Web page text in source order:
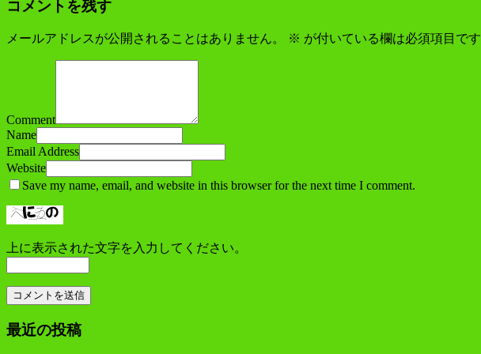
コメントを残す
メールアドレスが公開されることはありません。 ※ が付いている欄は必須項目です
Comment
Name
Email Address
Website
Save my name, email, and website in this browser for the next time I comment.
上に表示された文字を入力してください。
最近の投稿